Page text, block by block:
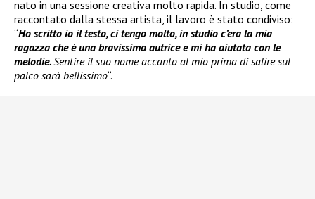
nato in una sessione creativa molto rapida. In studio, come
raccontato dalla stessa artista, il lavoro è stato condiviso:
“Ho scritto io il testo, ci tengo molto, in studio c’era la mia
ragazza che è una bravissima autrice e mi ha aiutata con le
melodie.Sentire il suo nome accanto al mio prima di salire sul
palco sarà bellissimo“.